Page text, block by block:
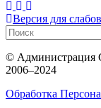
Версия для
© Администрация
2006–2024
Обработка